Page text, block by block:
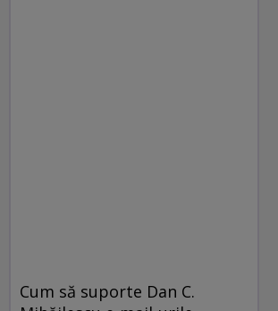
Cum să suporte Dan C.